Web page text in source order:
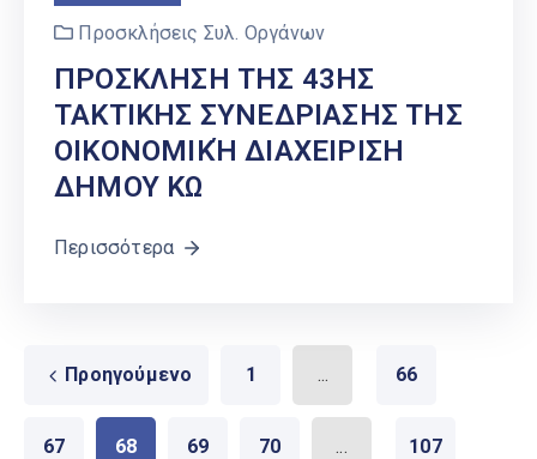
Προσκλήσεις Συλ. Οργάνων
ΠΡΟΣΚΛΗΣΗ ΤΗΣ 43ΗΣ
ΤΑΚΤΙΚΗΣ ΣΥΝΕΔΡΙΑΣΗΣ ΤΗΣ
ΟΙΚΟΝΟΜΙΚΉ ΔΙΑΧΕΙΡΙΣΗ
ΔΗΜΟΥ ΚΩ
Περισσότερα
Προηγούμενο 1 ... 66
67 68 69 70 ... 107